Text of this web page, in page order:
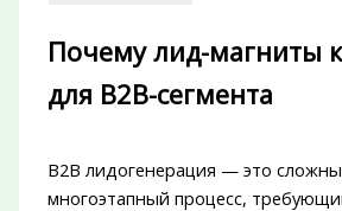
Почему лид-магниты
для B2B-сегмента
B2B лидогенерация — это
многоэтапный процесс,